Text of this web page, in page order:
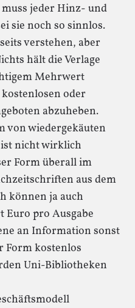
muss jeder Hinz- und
sie noch so sinnlos.
verstehen, aber
hält die Verlage
Mehrwert
oder
abzuheben.
von wiedergekäuten
nicht wirklich
Form überall im
aus dem
können ja auch
pro Ausgabe
an Information sonst
Form kostenlos
Uni-Bibliotheken